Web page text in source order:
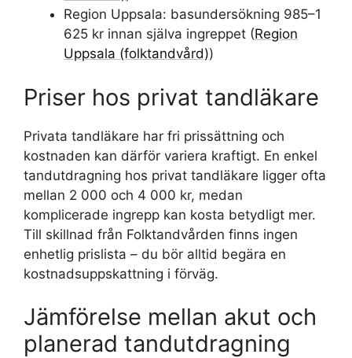
Region Uppsala: basundersökning 985–1
625 kr innan själva ingreppet (Region
Uppsala (folktandvård))
Priser hos privat tandläkare
Privata tandläkare har fri prissättning och
kostnaden kan därför variera kraftigt. En enkel
tandutdragning hos privat tandläkare ligger ofta
mellan 2 000 och 4 000 kr, medan
komplicerade ingrepp kan kosta betydligt mer.
Till skillnad från Folktandvården finns ingen
enhetlig prislista – du bör alltid begära en
kostnadsuppskattning i förväg.
Jämförelse mellan akut och
planerad tandutdragning